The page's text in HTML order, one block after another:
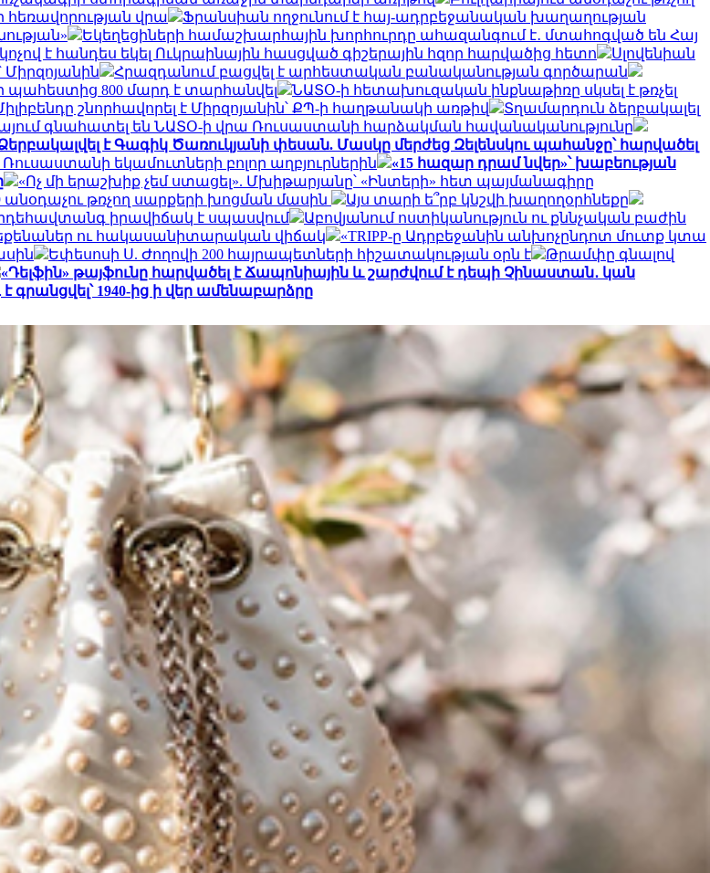
հեռավորության վրա
Ֆրանսիան ողջունում է հայ-ադրբեջանական խաղաղության
Եկեղեցիների համաշխարհային խորհուրդը ահազանգում է․ մտահոգված են Հայ
կոչով է հանդես եկել Ուկրաինային հասցված գիշերային հզոր հարվածից հետո
Սլովենիան
Հրազդանում բացվել է արհեստական բանականության գործարան
պահեստից 800 մարդ է տարհանվել
ՆԱՏՕ-ի հետախուզական ինքնաթիռը սկսել է թռչել
շնորհավորել է Միրզոյանին՝ ՔՊ-ի հաղթանակի առթիվ
Տղամարդուն ձերբակալել
գնահատել են ՆԱՏՕ-ի վրա Ռուսաստանի հարձակման հավանականությունը
է Գագիկ Ծառուկյանի փեսան. Մասկը մերժեց Զելենսկու պահանջը՝ հարվածել
եկամուտների բոլոր աղբյուրներին
«15 հազար դրամ նվեր»՝ խաբեության
«Ոչ մի երաշխիք չեմ ստացել». Մխիթարյանը՝ «Ինտերի» հետ պայմանագիրը
անօդաչու թռչող սարքերի խոցման մասին
Այս տարի ե՞րբ կնշվի խաղողօրհնեքը
իրավիճակ է սպասվում
Աբովյանում ոստիկանություն ու քննչական բաժին
մեքենաներ ու հակասանիտարական վիճակ
«TRIPP-ը Ադրբեջանին անխոչընդոտ մուտք կտա
Եփեսոսի Ս. Ժողովի 200 հայրապետների հիշատակության օրն է
Թրամփը գնալով
«Դելֆին» թայֆունը հարվածել է Ճապոնիային և շարժվում է դեպի Չինաստան․ կան
գրանցվել՝ 1940-ից ի վեր ամենաբարձրը